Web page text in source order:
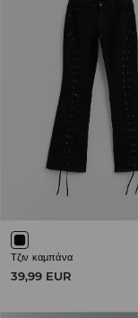
Τζιν καμπάνα
39,99 EUR